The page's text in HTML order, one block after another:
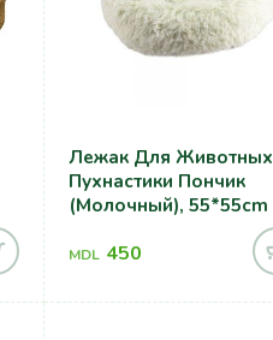
Лежак Для Животных
Пухнастики Пончик
(молочный), 55*55cm
MDL 450